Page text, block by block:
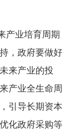
一领导，
展和安
监测、风
环境。要
努力推动